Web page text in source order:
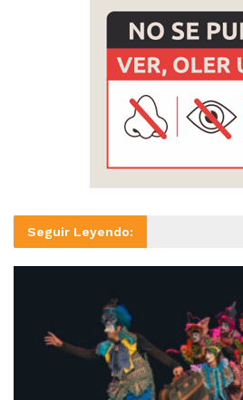
Seguir Leyendo: